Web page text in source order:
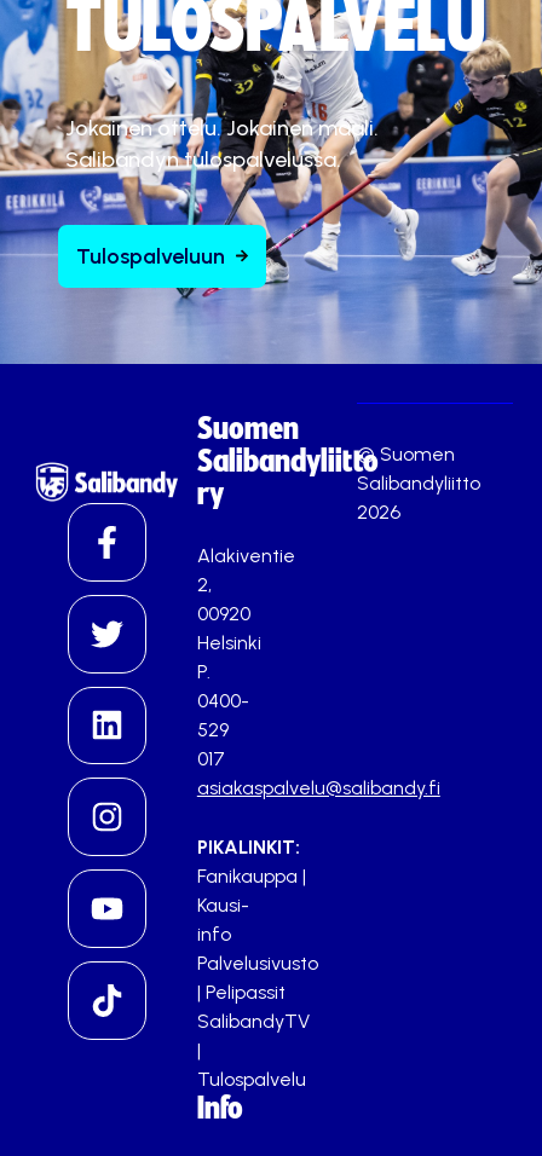
TULOSPALVELU
Jokainen ottelu. Jokainen maali.
Salibandyn tulospalvelussa.
Tulospalveluun
Suomen
Salibandyliitto
ry
Alakiventie
2,
00920
Helsinki
P.
0400-
529
017
asiakaspalvelu@salibandy.fi
PIKALINKIT:
Fanikauppa |
Kausi-
info
Palvelusivusto
| Pelipassit
SalibandyTV
|
Tulospalvelu
Info
© Suomen
Salibandyliitto
2026